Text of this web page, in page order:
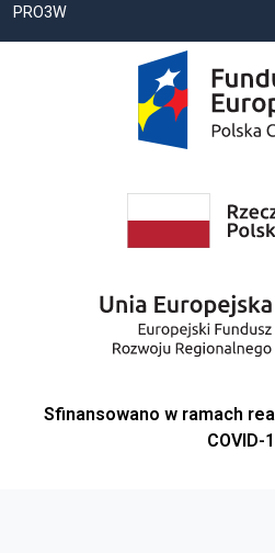
PRO3W
Sfinansowano w ramach
COVID-